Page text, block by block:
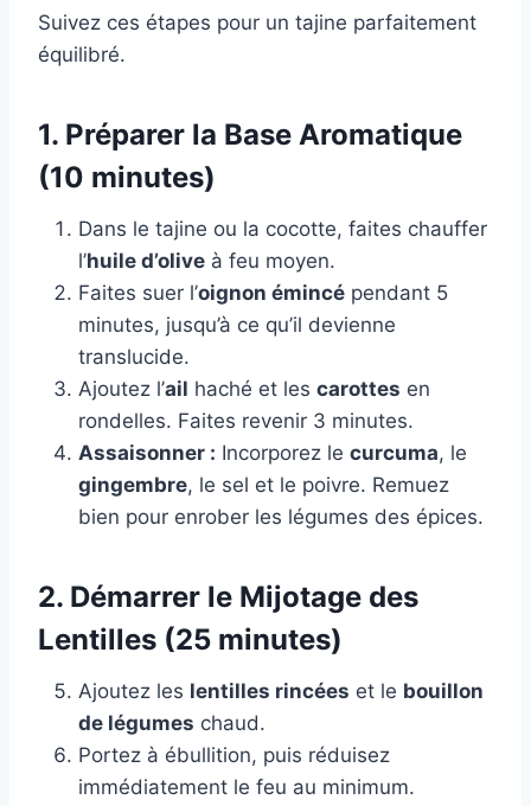
Suivez ces étapes pour un tajine parfaitement
équilibré.
1. Préparer la Base Aromatique
(10 minutes)
Dans le tajine ou la cocotte, faites chauffer
l’huile d’olive à feu moyen.
Faites suer l’oignon émincé pendant 5
minutes, jusqu’à ce qu’il devienne
translucide.
Ajoutez l’ail haché et les carottes en
rondelles. Faites revenir 3 minutes.
Assaisonner : Incorporez le curcuma, le
gingembre, le sel et le poivre. Remuez
bien pour enrober les légumes des épices.
2. Démarrer le Mijotage des
Lentilles (25 minutes)
Ajoutez les lentilles rincées et le bouillon
de légumes chaud.
Portez à ébullition, puis réduisez
immédiatement le feu au minimum.